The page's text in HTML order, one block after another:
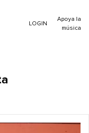
LOGIN
Apoya la
música